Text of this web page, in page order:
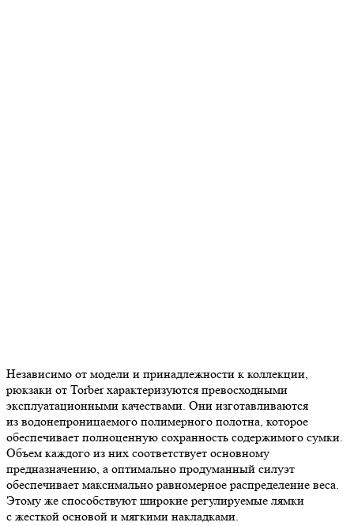
Независимо от модели и принадлежности к коллекции,
рюкзаки от Torber характеризуются превосходными
эксплуатационными качествами. Они изготавливаются
из водонепроницаемого полимерного полотна, которое
обеспечивает полноценную сохранность содержимого сумки.
Объем каждого из них соответствует основному
предназначению, а оптимально продуманный силуэт
обеспечивает максимально равномерное распределение веса.
Этому же способствуют широкие регулируемые лямки
с жесткой основой и мягкими накладками.